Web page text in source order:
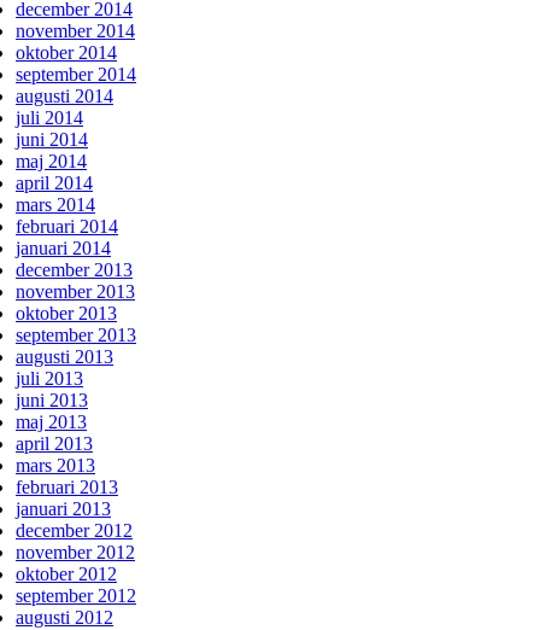
december 2014
november 2014
oktober 2014
september 2014
augusti 2014
juli 2014
juni 2014
maj 2014
april 2014
mars 2014
februari 2014
januari 2014
december 2013
november 2013
oktober 2013
september 2013
augusti 2013
juli 2013
juni 2013
maj 2013
april 2013
mars 2013
februari 2013
januari 2013
december 2012
november 2012
oktober 2012
september 2012
augusti 2012